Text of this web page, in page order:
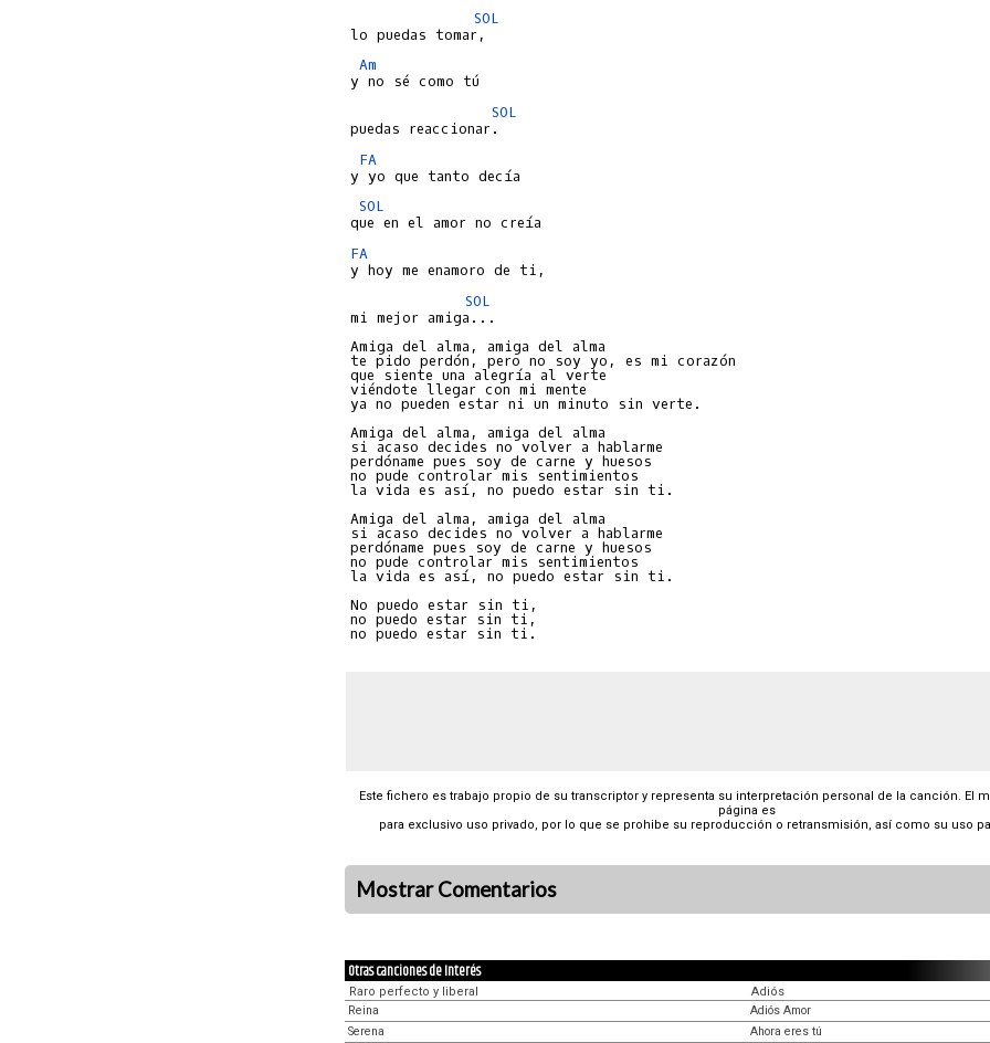
SOL
Am
SOL
FA
SOL
FA
SOL
mi mejor amiga...
Amiga del alma, amiga del alma
te pido perdón, pero no soy yo, es mi corazón
que siente una alegría al verte
viéndote llegar con mi mente
ya no pueden estar ni un minuto sin verte.
Amiga del alma, amiga del alma
si acaso decides no volver a hablarme
perdóname pues soy de carne y huesos
no pude controlar mis sentimientos
la vida es así, no puedo estar sin ti.
Amiga del alma, amiga del alma
si acaso decides no volver a hablarme
perdóname pues soy de carne y huesos
no pude controlar mis sentimientos
la vida es así, no puedo estar sin ti.
No puedo estar sin ti,
no puedo estar sin ti,
Este fichero es trabajo propio de su transcriptor y representa su interpretación personal de la canción. El
página es
para exclusivo uso privado, por lo que se prohibe su reproducción o retransmisión, así como su uso
Mostrar Comentarios
Otras canciones de Interés
Raro perfecto y liberal
Reina
Serena
Adiós
Adiós Amor
Ahora eres tú